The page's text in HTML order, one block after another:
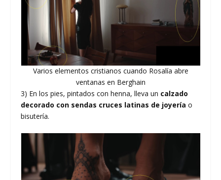
Varios elementos cristianos cuando Rosalía abre
ventanas en Berghain
3) En los pies, pintados con henna, lleva un calzado
decorado con sendas cruces latinas de joyeríao
bisutería.